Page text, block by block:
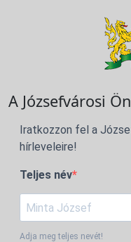
A Józsefvárosi
Iratkozzon fel a
hírleveleire!
Teljes név
Adja meg teljes nevét!